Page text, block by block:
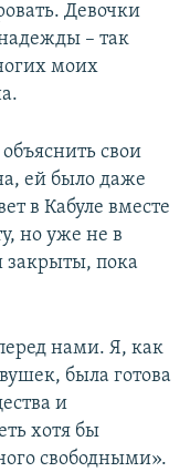
Девочки
– так
моих
свои
ей было даже
в Кабуле вместе
но уже не в
закрыты, пока
нами. Я, как
была готова
и
хотя бы
свободными».